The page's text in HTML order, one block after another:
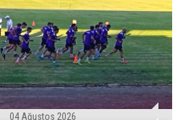
04 Ağustos 2026